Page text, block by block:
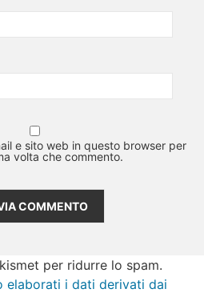
e sito web in questo browser per
volta che commento.
per ridurre lo spam.
elaborati i dati derivati dai